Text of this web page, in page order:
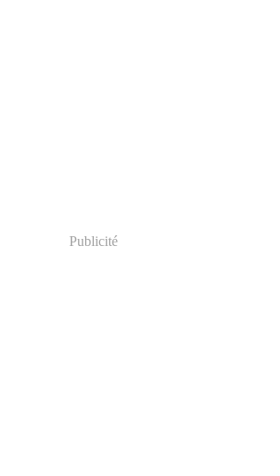
Publicité